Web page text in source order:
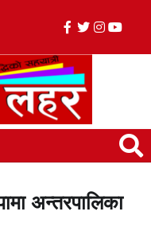
facebook
twitter
अन्तरपालिका